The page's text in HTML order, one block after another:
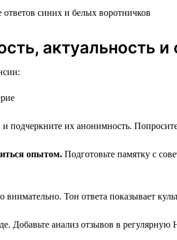
актуальность и
подчеркните их анонимность.
опытом. Подготовьте памятку с
внимательно. Тон ответа показывает
Добавьте анализ отзывов в регулярную